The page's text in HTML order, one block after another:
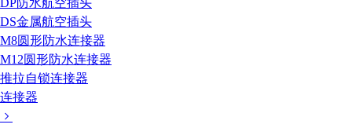
DP防水航空插头
DS金属航空插头
M8圆形防水连接器
M12圆形防水连接器
推拉自锁连接器
连接器